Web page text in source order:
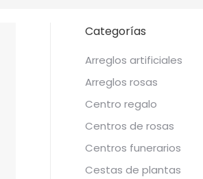
Categorías
Arreglos artificiales
Arreglos rosas
Centro regalo
Centros de rosas
Centros funerarios
Cestas de plantas